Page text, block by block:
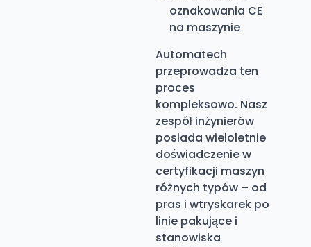
oznakowania CE
na maszynie
Automatech
przeprowadza ten
proces
kompleksowo. Nasz
zespół inżynierów
posiada wieloletnie
doświadczenie w
certyfikacji maszyn
różnych typów – od
pras i wtryskarek po
linie pakujące i
stanowiska